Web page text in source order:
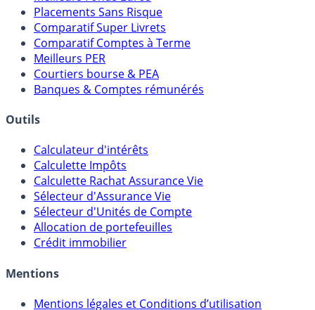
Meilleures Assurances-Vie
Meilleurs Fonds Euros
Placements Sans Risque
Comparatif Super Livrets
Comparatif Comptes à Terme
Meilleurs PER
Banques & Comptes rémunérés
Outils
Calculateur d'intérêts
Calculette Impôts
Calculette Rachat Assurance Vie
Sélecteur d'Assurance Vie
Sélecteur d'Unités de Compte
Crédit immobilier
Mentions